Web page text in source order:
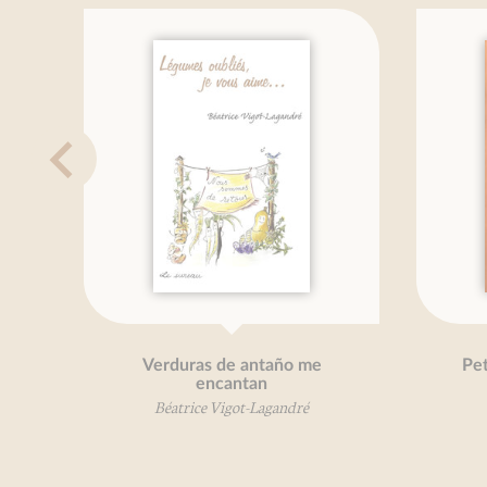
Petit traité de la noix
Alexandre de Lanoix